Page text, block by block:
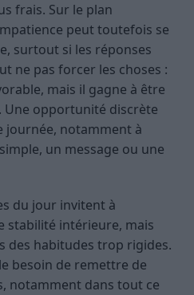
frais. Sur le plan
peut toutefois se
surtout si les réponses
ne pas forcer les choses :
mais il gagne à être
Une opportunité discrète
journée, notamment à
un message ou une
du jour invitent à
stabilité intérieure, mais
des habitudes trop rigides.
besoin de remettre de
notamment dans tout ce